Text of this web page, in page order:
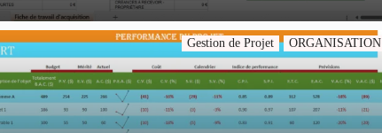
Gestion de Projet ORGANISATION